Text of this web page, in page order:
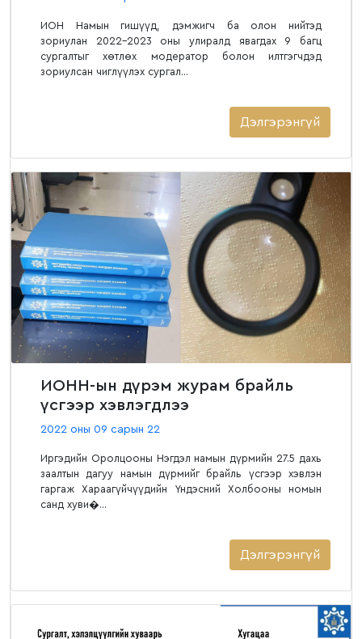
ИОН Намын гишүүд, дэмжигч ба олон нийтэд
зориулан 2022-2023 оны улиралд явагдах 9 багц
сургалтыг хөтлөх модератор болон илтгэгчдэд
зориулсан чиглүүлэх сургал...
Дэлгэрэнгүй
ИОНН-ын дүрэм журам брайль
үсгээр хэвлэгдлээ
2022 оны 09 сарын 22
Иргэдийн Оролцооны Нэгдэл намын дүрмийн 27.5 дахь
заалтын дагуу намын дүрмийг брайль үсгээр хэвлэн
гаргаж Хараагүйчүүдийн Үндэсний Холбооны номын
санд хуви�...
Дэлгэрэнгүй